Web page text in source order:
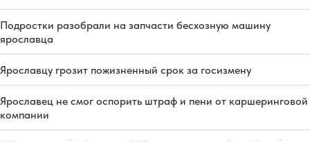
Подростки разобрали на запчасти бесхозную машину
ярославца
Ярославцу грозит пожизненный срок за госизмену
Ярославец не смог оспорить штраф и пени от каршеринговой
компании